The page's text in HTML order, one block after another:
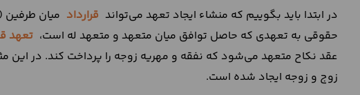
در ابتدا باید بگوییم که منشاء ایجاد تعهد می‌تواند قرارداد میان طرفین
حقوقی به تعهدی که حاصل توافق میان متعهد و متعهد له است، تعهد
عقد نکاح متعهد می‌شود که نفقه و مهریه زوجه را پرداخت کند. در این
زوج و زوجه ایجاد شده است.